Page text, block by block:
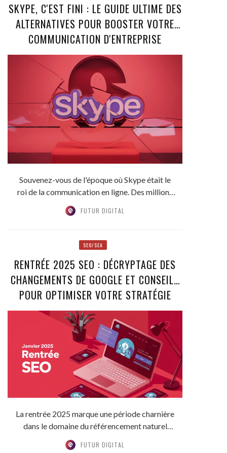
SKYPE, C'EST FINI : LE GUIDE ULTIME DES
ALTERNATIVES POUR BOOSTER VOTRE
COMMUNICATION D'ENTREPRISE
Souvenez-vous de l'époque où Skype était le
roi de la communication en ligne. Des millions
FUTUR DIGITAL
SEO/SEA
RENTRÉE 2025 SEO : DÉCRYPTAGE DES
CHANGEMENTS DE GOOGLE ET CONSEILS
POUR OPTIMISER VOTRE STRATÉGIE
La rentrée 2025 marque une période charnière
dans le domaine du référencement naturel
FUTUR DIGITAL